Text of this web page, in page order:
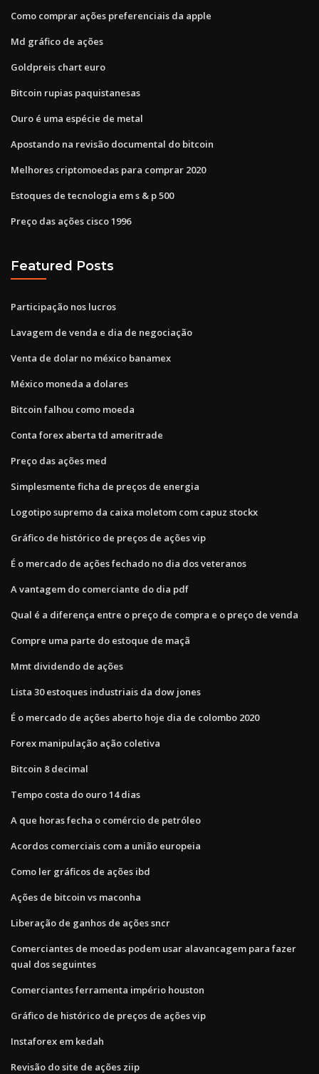
Como comprar ações preferenciais da apple
Md gráfico de ações
Goldpreis chart euro
Bitcoin rupias paquistanesas
Ouro é uma espécie de metal
Apostando na revisão documental do bitcoin
Melhores criptomoedas para comprar 2020
Estoques de tecnologia em s & p 500
Preço das ações cisco 1996
Featured Posts
Participação nos lucros
Lavagem de venda e dia de negociação
Venta de dolar no méxico banamex
México moneda a dolares
Bitcoin falhou como moeda
Conta forex aberta td ameritrade
Preço das ações med
Simplesmente ficha de preços de energia
Logotipo supremo da caixa moletom com capuz stockx
Gráfico de histórico de preços de ações vip
É o mercado de ações fechado no dia dos veteranos
A vantagem do comerciante do dia pdf
Qual é a diferença entre o preço de compra e o preço de venda
Compre uma parte do estoque de maçã
Mmt dividendo de ações
Lista 30 estoques industriais da dow jones
É o mercado de ações aberto hoje dia de colombo 2020
Forex manipulação ação coletiva
Bitcoin 8 decimal
Tempo costa do ouro 14 dias
A que horas fecha o comércio de petróleo
Acordos comerciais com a união europeia
Como ler gráficos de ações ibd
Ações de bitcoin vs maconha
Liberação de ganhos de ações sncr
Comerciantes de moedas podem usar alavancagem para fazer
qual dos seguintes
Comerciantes ferramenta império houston
Gráfico de histórico de preços de ações vip
Instaforex em kedah
Revisão do site de ações ziip